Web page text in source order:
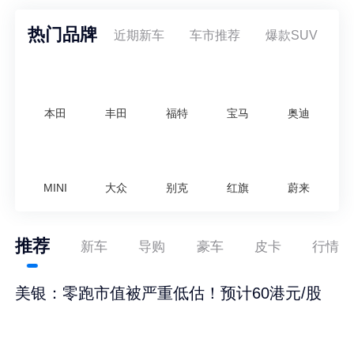
热门品牌 近期新车 车市推荐 爆款SUV
本田 丰田 福特 宝马 奥迪
MINI 大众 别克 红旗 蔚来
推荐 新车 导购 豪车 皮卡 行情
美银：零跑市值被严重低估！预计60港元/股